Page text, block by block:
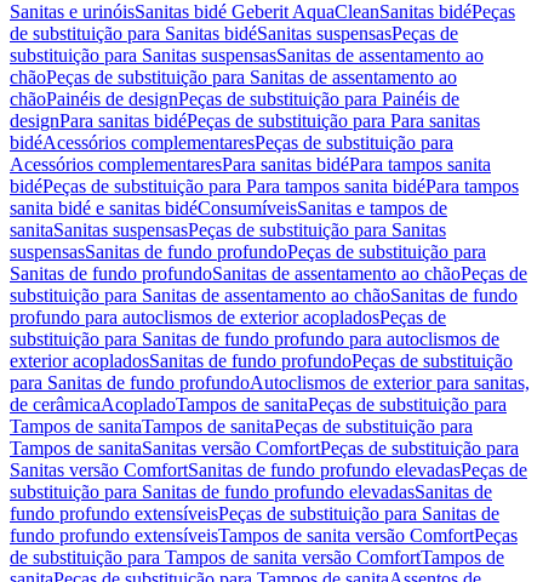
Sanitas e urinóisSanitas bidé Geberit AquaCleanSanitas bidéPeças
de substituição para Sanitas bidéSanitas suspensasPeças de
substituição para Sanitas suspensasSanitas de assentamento ao
chãoPeças de substituição para Sanitas de assentamento ao
chãoPainéis de designPeças de substituição para Painéis de
designPara sanitas bidéPeças de substituição para Para sanitas
bidéAcessórios complementaresPeças de substituição para
Acessórios complementaresPara sanitas bidéPara tampos sanita
bidéPeças de substituição para Para tampos sanita bidéPara tampos
sanita bidé e sanitas bidéConsumíveisSanitas e tampos de
sanitaSanitas suspensasPeças de substituição para Sanitas
suspensasSanitas de fundo profundoPeças de substituição para
Sanitas de fundo profundoSanitas de assentamento ao chãoPeças de
substituição para Sanitas de assentamento ao chãoSanitas de fundo
profundo para autoclismos de exterior acopladosPeças de
substituição para Sanitas de fundo profundo para autoclismos de
exterior acopladosSanitas de fundo profundoPeças de substituição
para Sanitas de fundo profundoAutoclismos de exterior para sanitas,
de cerâmicaAcopladoTampos de sanitaPeças de substituição para
Tampos de sanitaTampos de sanitaPeças de substituição para
Tampos de sanitaSanitas versão ComfortPeças de substituição para
Sanitas versão ComfortSanitas de fundo profundo elevadasPeças de
substituição para Sanitas de fundo profundo elevadasSanitas de
fundo profundo extensíveisPeças de substituição para Sanitas de
fundo profundo extensíveisTampos de sanita versão ComfortPeças
de substituição para Tampos de sanita versão ComfortTampos de